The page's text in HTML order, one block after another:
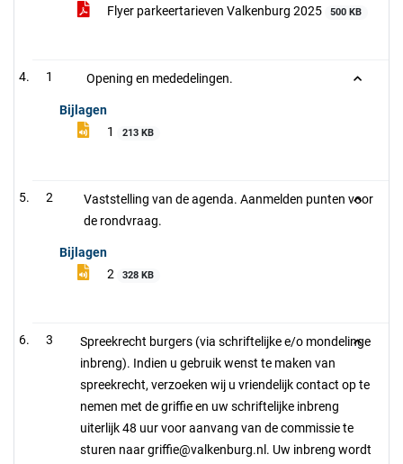
Flyer parkeertarieven Valkenburg 2025 500 KB
1 Opening en mededelingen.
Bijlagen
1
213 KB
2
Vaststelling van de agenda. Aanmelden punten voor
de rondvraag.
Bijlagen
2
328 KB
3
Spreekrecht burgers (via schriftelijke e/o mondelinge
inbreng). Indien u gebruik wenst te maken van
spreekrecht, verzoeken wij u vriendelijk contact op te
nemen met de griffie en uw schriftelijke inbreng
uiterlijk 48 uur voor aanvang van de commissie te
sturen naar griffie@valkenburg.nl. Uw inbreng wordt